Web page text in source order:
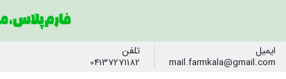
ایمیل
mail.farmkala@gmail.com
تلفن
04137271182